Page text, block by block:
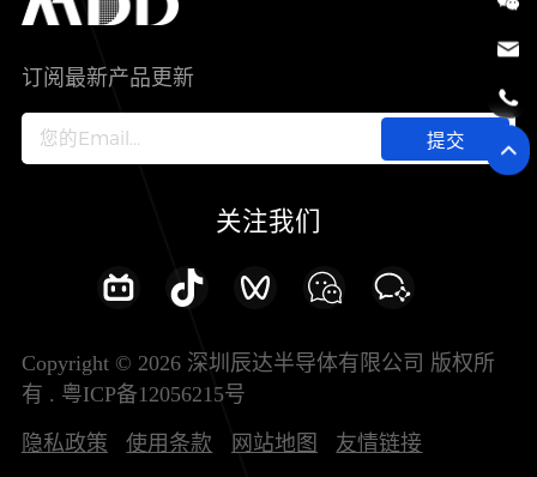
IC
智能家居
新兴行业
其他信息(PCN)
加入我们
订阅最新产品更新
提交
关注我们
Copyright © 2026 深圳辰达半导体有限公司 版权所
有 . 粤ICP备12056215号
隐私政策 使用条款 网站地图 友情链接